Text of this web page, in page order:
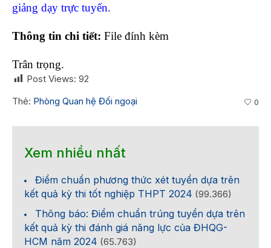
giảng dạy trực tuyến.
Thông tin chi tiết: File đính kèm
Trân trọng.
Post Views: 92
Thẻ: Phòng Quan hệ Đối ngoại 0
Xem nhiều nhất
Điểm chuẩn phương thức xét tuyển dựa trên
kết quả kỳ thi tốt nghiệp THPT 2024 (99.366)
Thông báo: Điểm chuẩn trúng tuyển dựa trên
kết quả kỳ thi đánh giá năng lực của ĐHQG-
HCM năm 2024 (65.763)